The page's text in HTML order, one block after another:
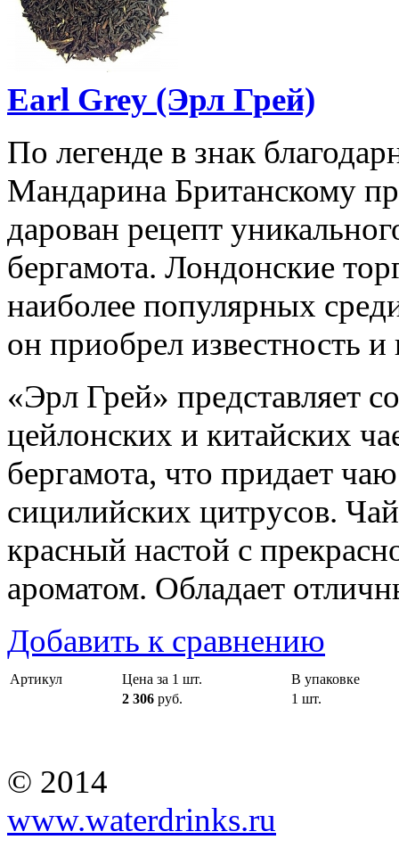
Earl Grey (Эрл Грей)
По легенде в знак
Мандарина Британскому
дарован рецепт
бергамота. Лондонские
наиболее популярных
он приобрел известность
«Эрл Грей» представляет
цейлонских и китайских
бергамота, что придает
сицилийских цитрусов.
красный настой с
ароматом. Обладает
Добавить к сравнению
Артикул Цена за 1 шт.
В упаковке
2 306 руб. 1 шт.
© 2014
www.waterdrinks.ru